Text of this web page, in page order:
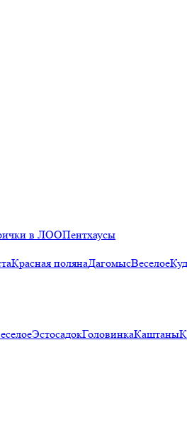
в ЛООПентхаусы
Красная полянаДагомысВеселое
ЭстосадокГоловинкаКаштаны